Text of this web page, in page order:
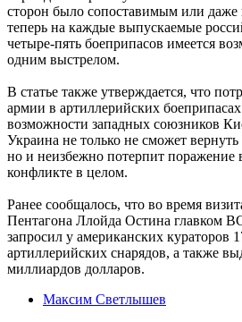
сторон было сопоставимым или даже
теперь на каждые выпускаемые
четыре-пять боеприпасов имеется
одним выстрелом.
В статье также утверждается, что
армии в артиллерийских
возможности западных союзников
Украина не только не сможет
но и неизбежно потерпит поражение
конфликте в целом.
Ранее сообщалось, что во время
Пентагона Ллойда Остина главком
запросил у американских кураторов
артиллерийских снарядов, а также
миллиардов долларов.
Максим Светлышев